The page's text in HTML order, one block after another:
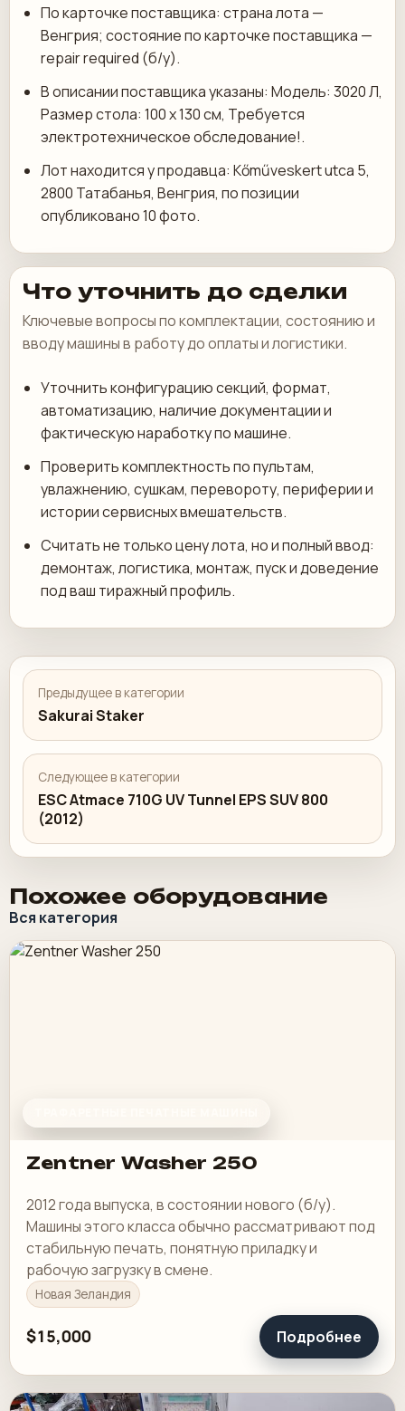
По карточке поставщика: страна лота —
Венгрия; состояние по карточке поставщика —
repair required (б/у).
В описании поставщика указаны: Модель: 3020 Л,
Размер стола: 100 х 130 см, Требуется
электротехническое обследование!.
Лот находится у продавца: Kőműveskert utca 5,
2800 Татабанья, Венгрия, по позиции
опубликовано 10 фото.
Что уточнить до сделки
Ключевые вопросы по комплектации, состоянию и
вводу машины в работу до оплаты и логистики.
Уточнить конфигурацию секций, формат,
автоматизацию, наличие документации и
фактическую наработку по машине.
Проверить комплектность по пультам,
увлажнению, сушкам, перевороту, периферии и
истории сервисных вмешательств.
Считать не только цену лота, но и полный ввод:
демонтаж, логистика, монтаж, пуск и доведение
под ваш тиражный профиль.
Предыдущее в категории
Sakurai Staker
Следующее в категории
ESC Atmace 710G UV Tunnel EPS SUV 800
(2012)
Похожее оборудование
Вся категория
Zentner Washer 250
2012 года выпуска, в состоянии нового (б/у).
Машины этого класса обычно рассматривают под
стабильную печать, понятную приладку и
рабочую загрузку в смене.
Новая Зеландия
$15,000 Подробнее